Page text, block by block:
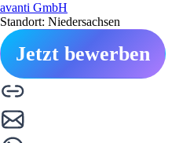
avanti GmbH
Standort: Niedersachsen
Jetzt bewerben